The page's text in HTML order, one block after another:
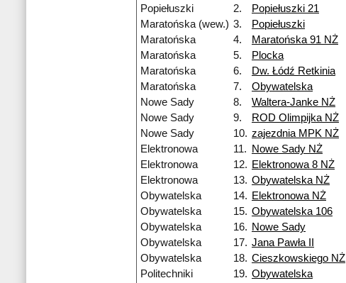
Popiełuszki
2. Popiełuszki 21
Maratońska (wew.) 3. Popiełuszki
Maratońska
4. Maratońska 91 NŻ
Maratońska
5. Plocka
Maratońska
6. Dw. Łódź Retkinia
Maratońska
7. Obywatelska
Nowe Sady
8. Waltera-Janke NŻ
Nowe Sady
9. ROD Olimpijka NŻ
Nowe Sady
10. zajezdnia MPK NŻ
Elektronowa
11. Nowe Sady NŻ
Elektronowa
12. Elektronowa 8 NŻ
Elektronowa
13. Obywatelska NŻ
Obywatelska
14. Elektronowa NŻ
Obywatelska
15. Obywatelska 106
Obywatelska
16. Nowe Sady
Obywatelska
17. Jana Pawła II
Obywatelska
18. Cieszkowskiego NŻ
Politechniki
19. Obywatelska